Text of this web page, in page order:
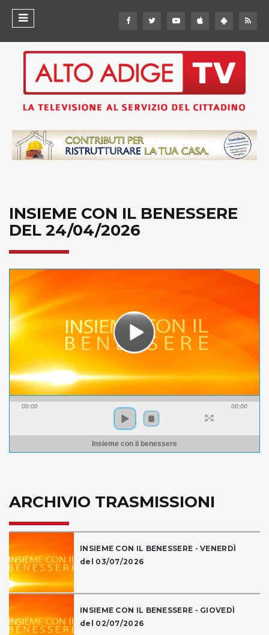
INSIEME CON IL BENESSERE
DEL 24/04/2026
00:00 00:00
Insieme con il benessere
ARCHIVIO TRASMISSIONI
INSIEME CON IL BENESSERE - VENERDÌ
del 03/07/2026
INSIEME CON IL BENESSERE - GIOVEDÌ
del 02/07/2026